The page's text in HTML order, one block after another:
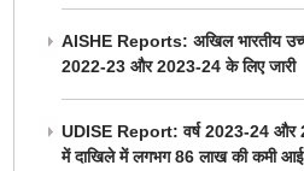
AISHE Reports: अखिल भारतीय उच्च
2022-23 और 2023-24 के लिए जारी
UDISE Report: वर्ष 2023-24 और
में दाखिले में लगभग 86 लाख की कमी आई